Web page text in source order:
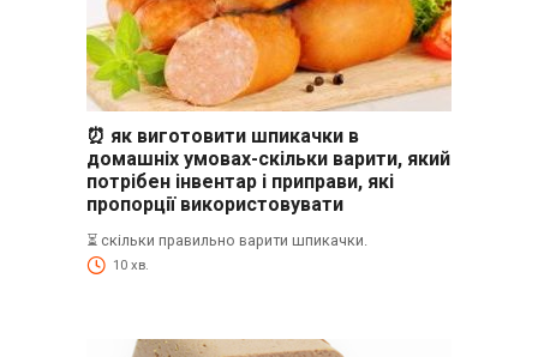
⏰ як виготовити шпикачки в
домашніх умовах-скільки варити, який
потрібен інвентар і приправи, які
пропорції використовувати
⏳ скільки правильно варити шпикачки.
10 хв.